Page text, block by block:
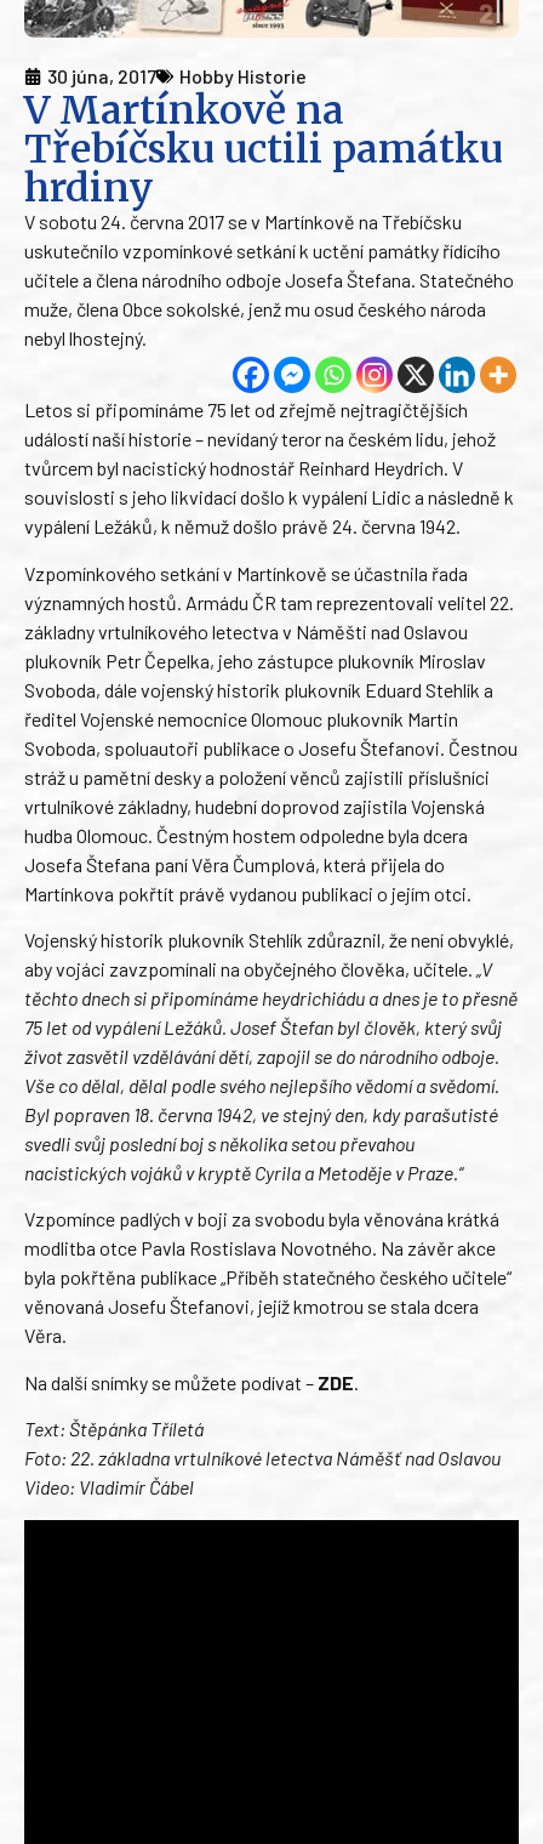
30 júna, 2017 Hobby Historie
V Martínkově na
Třebíčsku uctili památku
hrdiny
V sobotu 24. června 2017 se v Martínkově na Třebíčsku
uskutečnilo vzpomínkové setkání k uctění památky řídícího
učitele a člena národního odboje Josefa Štefana. Statečného
muže, člena Obce sokolské, jenž mu osud českého národa
nebyl lhostejný.
Letos si připomínáme 75 let od zřejmě nejtragičtějších
událostí naší historie – nevídaný teror na českém lidu, jehož
tvůrcem byl nacistický hodnostář Reinhard Heydrich. V
souvislosti s jeho likvidací došlo k vypálení Lidic a následně k
vypálení Ležáků, k němuž došlo právě 24. června 1942.
Vzpomínkového setkání v Martínkově se účastnila řada
významných hostů. Armádu ČR tam reprezentovali velitel 22.
základny vrtulníkového letectva v Náměšti nad Oslavou
plukovník Petr Čepelka, jeho zástupce plukovník Miroslav
Svoboda, dále vojenský historik plukovník Eduard Stehlík a
ředitel Vojenské nemocnice Olomouc plukovník Martin
Svoboda, spoluautoři publikace o Josefu Štefanovi. Čestnou
stráž u pamětní desky a položení věnců zajistili příslušníci
vrtulníkové základny, hudební doprovod zajistila Vojenská
hudba Olomouc. Čestným hostem odpoledne byla dcera
Josefa Štefana paní Věra Čumplová, která přijela do
Martínkova pokřtít právě vydanou publikaci o jejím otci.
Vojenský historik plukovník Stehlík zdůraznil, že není obvyklé,
aby vojáci zavzpomínali na obyčejného člověka, učitele. „V
těchto dnech si připomínáme heydrichiádu a dnes je to přesně
75 let od vypálení Ležáků. Josef Štefan byl člověk, který svůj
život zasvětil vzdělávání dětí, zapojil se do národního odboje.
Vše co dělal, dělal podle svého nejlepšího vědomí a svědomí.
Byl popraven 18. června 1942, ve stejný den, kdy parašutisté
svedli svůj poslední boj s několika setou převahou
nacistických vojáků v kryptě Cyrila a Metoděje v Praze.“
Vzpomínce padlých v boji za svobodu byla věnována krátká
modlitba otce Pavla Rostislava Novotného. Na závěr akce
byla pokřtěna publikace „Příběh statečného českého učitele“
věnovaná Josefu Štefanovi, jejíž kmotrou se stala dcera
Věra.
Na další snímky se můžete podívat – ZDE.
Text: Štěpánka Tříletá
Foto: 22. základna vrtulníkové letectva Náměšť nad Oslavou
Video: Vladimír Čábel